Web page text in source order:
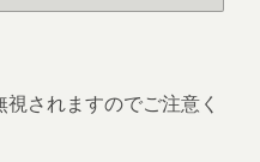
されますのでご注意く